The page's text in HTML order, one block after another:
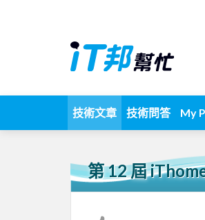
技術文章 技術問答 My
第 12 屆